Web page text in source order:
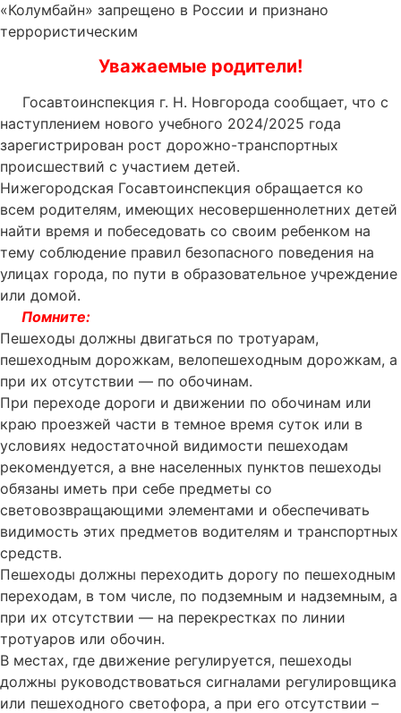
«Колумбайн» запрещено в России и признано
террористическим
Уважаемые родители!
Госавтоинспекция г. Н. Новгорода сообщает, что с
наступлением нового учебного 2024/2025 года
зарегистрирован рост дорожно-транспортных
происшествий с участием детей.
Нижегородская Госавтоинспекция обращается ко
всем родителям, имеющих несовершеннолетних детей
найти время и побеседовать со своим ребенком на
тему соблюдение правил безопасного поведения на
улицах города, по пути в образовательное учреждение
или домой.
Помните:
Пешеходы должны двигаться по тротуарам,
пешеходным дорожкам, велопешеходным дорожкам, а
при их отсутствии — по обочинам.
При переходе дороги и движении по обочинам или
краю проезжей части в темное время суток или в
условиях недостаточной видимости пешеходам
рекомендуется, а вне населенных пунктов пешеходы
обязаны иметь при себе предметы со
световозвращающими элементами и обеспечивать
видимость этих предметов водителям и транспортных
средств.
Пешеходы должны переходить дорогу по пешеходным
переходам, в том числе, по подземным и надземным, а
при их отсутствии — на перекрестках по линии
тротуаров или обочин.
В местах, где движение регулируется, пешеходы
должны руководствоваться сигналами регулировщика
или пешеходного светофора, а при его отсутствии –